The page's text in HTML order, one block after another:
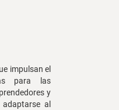
impulsan el
para las
y
al